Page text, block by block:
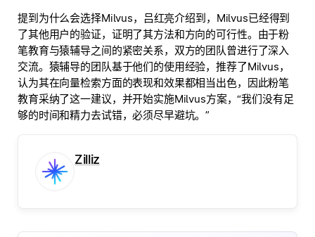
提到为什么会选择Milvus，吕红亮介绍到，Milvus已经得到
了其他用户的验证，证明了其方法和方向的可行性。由于粉
笔教育与猿辅导之间的紧密关系，双方的团队曾进行了深入
交流。猿辅导的团队基于他们的使用经验，推荐了Milvus，
认为其在向量检索方面的表现和效果都相当出色，因此粉笔
教育采纳了这一建议，并开始实施Milvus方案，“我们没有足
够的时间和精力去试错，必须尽早避坑。”
Zilliz